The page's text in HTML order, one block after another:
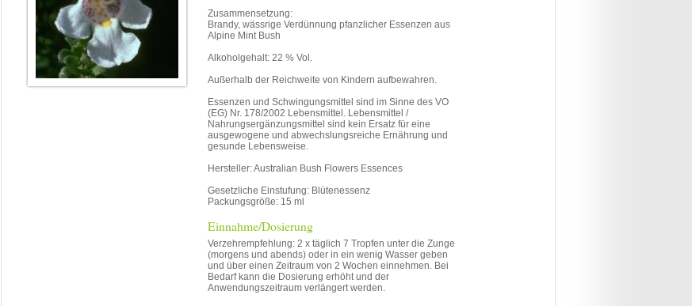
Zusammensetzung:
Brandy, wässrige Verdünnung pfanzlicher Essenzen aus
Alpine Mint Bush
Alkoholgehalt: 22 % Vol.
Außerhalb der Reichweite von Kindern aufbewahren.
Essenzen und Schwingungsmittel sind im Sinne des VO
(EG) Nr. 178/2002 Lebensmittel. Lebensmittel /
Nahrungsergänzungsmittel sind kein Ersatz für eine
ausgewogene und abwechslungsreiche Ernährung und
gesunde Lebensweise.
Hersteller: Australian Bush Flowers Essences
Gesetzliche Einstufung: Blütenessenz
Packungsgröße: 15 ml
Einnahme/Dosierung
Verzehrempfehlung: 2 x täglich 7 Tropfen unter die Zunge
(morgens und abends) oder in ein wenig Wasser geben
und über einen Zeitraum von 2 Wochen einnehmen. Bei
Bedarf kann die Dosierung erhöht und der
Anwendungszeitraum verlängert werden.